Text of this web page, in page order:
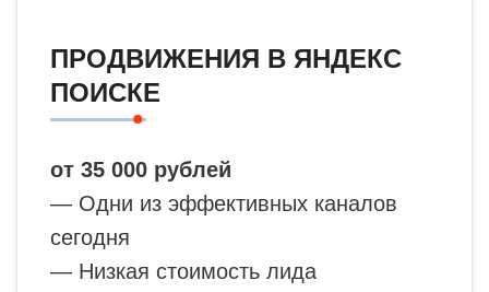
ПРОДВИЖЕНИЯ В ЯНДЕКС
ПОИСКЕ
от 35 000 рублей
— Одни из эффективных каналов
сегодня
— Низкая стоимость лида